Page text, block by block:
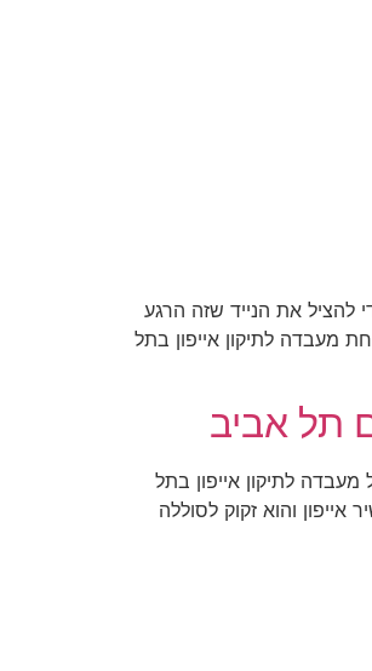
להציל את הנייד שזה הרגע
מעבדה לתיקון אייפון בתל
תל אביב
לתיקון אייפון בתל
והוא זקוק לסוללה